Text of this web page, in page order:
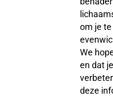
om je
We
en dat
deze